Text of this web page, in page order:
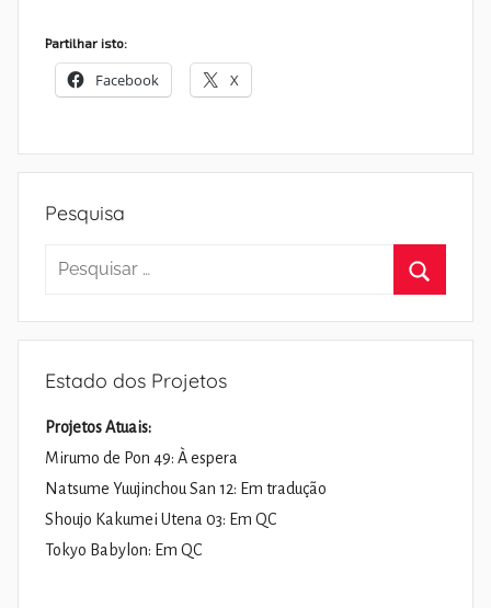
Partilhar isto:
Facebook X
Pesquisa
Pesquisar
Estado dos Projetos
Projetos Atuais:
Mirumo de Pon 49: À espera
Natsume Yuujinchou San 12: Em tradução
Shoujo Kakumei Utena 03: Em QC
Tokyo Babylon: Em QC